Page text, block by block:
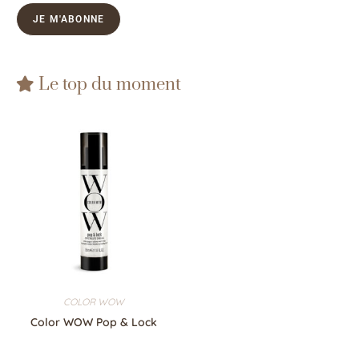
Le top du moment
COLOR WOW
Color WOW Pop & Lock